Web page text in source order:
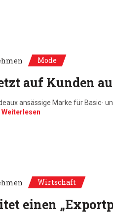
Mode
auf Kunden
ansässige Marke für Basic-
Weiterlesen
Wirtschaft
einen